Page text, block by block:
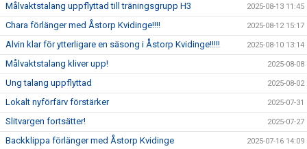
Målvaktstalang uppflyttad till träningsgrupp H3 2025-08-13 11:45
Chara förlänger med Åstorp Kvidinge!!!! 2025-08-12 15:17
Alvin klar för ytterligare en säsong i Åstorp Kvidinge!!!!! 2025-08-10 13:14
Målvaktstalang kliver upp! 2025-08-08
Ung talang uppflyttad 2025-08-02
Lokalt nyförfärv förstärker 2025-07-31
Slitvargen fortsätter! 2025-07-27
Backklippa förlänger med Åstorp Kvidinge 2025-07-16 14:09